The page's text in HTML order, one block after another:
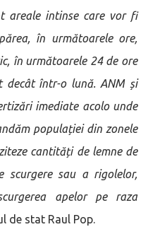
areale intinse care vor fi
în următoarele ore,
în următoarele 24 de ore
decât într-o lună. ANM și
imediate acolo unde
populației din zonele
cantități de lemne de
scurgere sau a rigolelor,
apelor pe raza
de stat Raul Pop.